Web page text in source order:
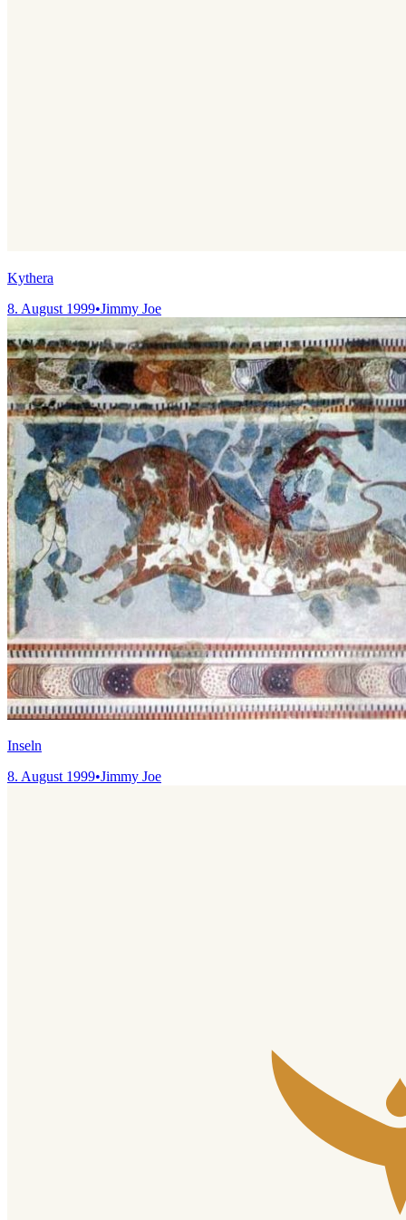
Kythera
8. August 1999•Jimmy Joe
Inseln
8. August 1999•Jimmy Joe